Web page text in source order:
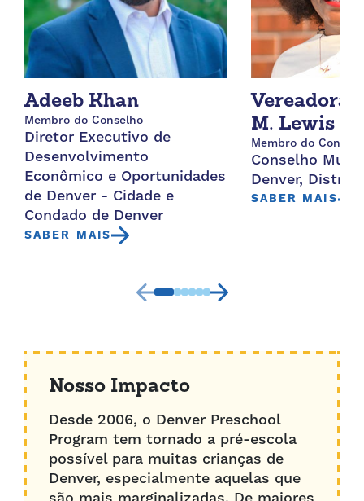
Adeeb Khan
Membro do Conselho
Diretor Executivo de
Desenvolvimento
Econômico e Oportunidades
de Denver - Cidade e
Condado de Denver
SABER MAIS
Vereadora
M. Lewis
Membro do
Conselho
Denver,
SABER MAIS
Nosso Impacto
Desde 2006, o Denver Preschool
Program tem tornado a pré-escola
possível para muitas crianças de
Denver, especialmente aquelas que